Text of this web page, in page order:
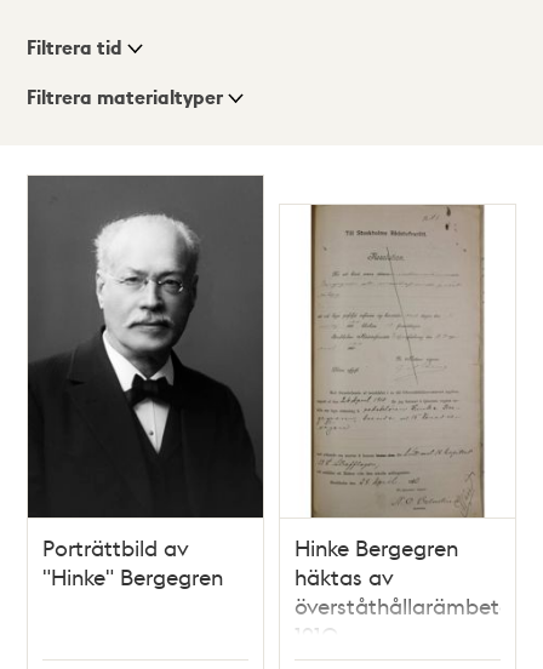
Visningsläge
Filtrera tid
Filtrera materialtyper
Porträttbild av
"Hinke" Bergegren
Hinke Bergegren
häktas av
överståthållarämbetet
1910